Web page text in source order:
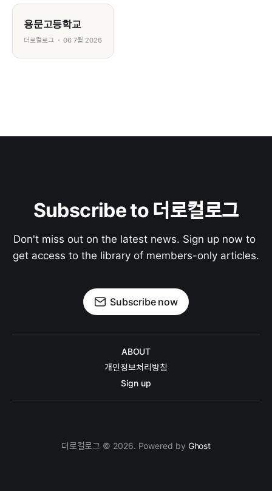
용문고등학교
더로컬로그 06 7월 2026
Subscribe to 더로컬로그
Don't miss out on the latest news. Sign up now to
get access to the library of members-only articles.
Subscribe now
ABOUT
개인정보처리방침
Sign up
더로컬로그 © 2026. Powered by Ghost